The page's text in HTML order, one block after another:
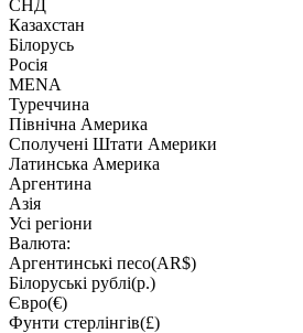
СНД
Казахстан
Білорусь
Росія
MENA
Туреччина
Північна Америка
Сполучені Штати Америки
Латинська Америка
Аргентина
Азія
Усі регіони
Валюта:
Аргентинські песо(AR$)
Білоруські рублі(р.)
Євро(€)
Фунти стерлінгів(£)